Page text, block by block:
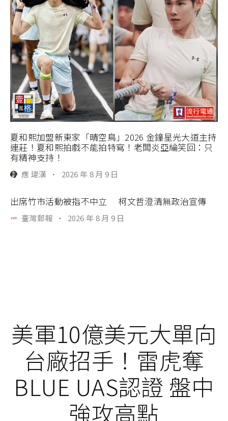
夏和熙加盟新東家「晴空鳥」2026 金鐘星光大道主持
連莊！夏和熙拍戲不能拍特寫！老闆炎亞綸笑回：只
有精神支持！
應 瑋漢 · 2026 年 8 月 9 日
出席竹市活動被指不中立 柯文哲澄清無政治宣傳
臺灣郵報 · 2026 年 8 月 9 日
美軍10億美元大單向
台廠招手！雷虎奪
BLUE UAS認證 盤中
強攻高點